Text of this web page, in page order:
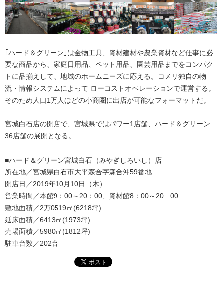
｢ハード＆グリーン｣は金物工具、資材建材や農業資材など仕事に必
要な商品から、家庭日用品、ペット用品、園芸用品までをコンパク
トに品揃えして、地域のホームニーズに応える。コメリ独自の物
流・情報システムによって ローコストオペレーションで運営する。
そのため人口1万人ほどの小商圏に出店が可能なフォーマットだ。
宮城白石店の開店で、宮城県ではパワー1店舗、ハード＆グリーン
36店舗の展開となる。
■ハード＆グリーン宮城白石（みやぎしろいし）店
所在地／宮城県白石市大平森合字森合沖59番地
開店日／2019年10月10日（木）
営業時間／本館9：00～20：00、資材館8：00～20：00
敷地面積／2万0519㎡(6218坪)
延床面積／6413㎡(1973坪)
売場面積／5980㎡(1812坪)
駐車台数／202台